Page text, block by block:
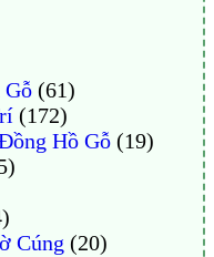
(61)
(172)
Hồ Gỗ(19)
Cúng (20)